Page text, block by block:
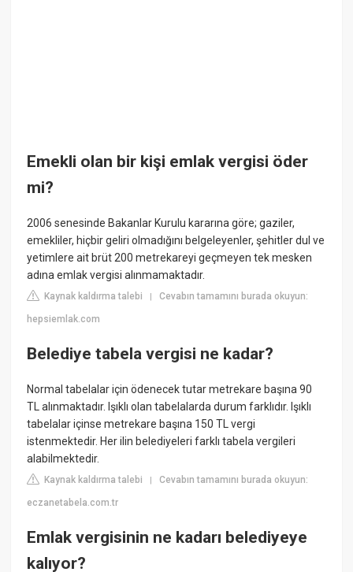
Emekli olan bir kişi emlak vergisi öder
mi?
2006 senesinde Bakanlar Kurulu kararına göre; gaziler,
emekliler, hiçbir geliri olmadığını belgeleyenler, şehitler dul ve
yetimlere ait brüt 200 metrekareyi geçmeyen tek mesken
adına emlak vergisi alınmamaktadır.
Kaynak kaldırma talebi |Cevabın tamamını burada okuyun:
hepsiemlak.com
Belediye tabela vergisi ne kadar?
Normal tabelalar için ödenecek tutar metrekare başına 90
TL alınmaktadır. Işıklı olan tabelalarda durum farklıdır. Işıklı
tabelalar içinse metrekare başına 150 TL vergi
istenmektedir. Her ilin belediyeleri farklı tabela vergileri
alabilmektedir.
Kaynak kaldırma talebi |Cevabın tamamını burada okuyun:
eczanetabela.com.tr
Emlak vergisinin ne kadarı belediyeye
kalıyor?